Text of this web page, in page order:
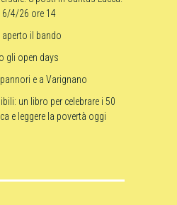
4/26 ore 14
il bando
gli open days
e a Varignano
un libro per celebrare i 50
e leggere la povertà oggi